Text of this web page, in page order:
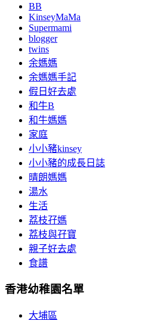
BB
KinseyMaMa
Supermami
blogger
twins
余媽媽
余媽媽手記
假日好去處
和牛B
和牛媽媽
家庭
小小豬kinsey
小小豬的成長日誌
晴朗媽媽
湯水
生活
荔枝孖媽
荔枝與孖寶
親子好去處
食譜
香港幼稚園名單
大埔區